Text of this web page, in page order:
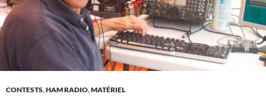
CONTESTS,HAM RADIO,MATÉRIEL